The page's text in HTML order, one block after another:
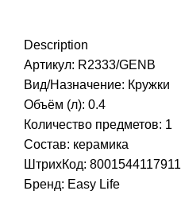
Description
Артикул: R2333/GENB
Вид/Назначение: Кружки
Объём (л): 0.4
Количество предметов: 1
Состав: керамика
ШтрихКод: 8001544117911
Бренд: Easy Life